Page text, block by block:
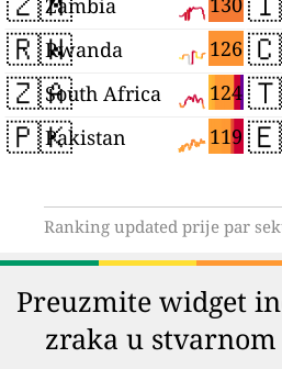
🇷🇼 126
Rwanda
🇿🇦 124
South Africa
🇵🇰 119
Pakistan
Ranking updated prije par
Preuzmite widget
zraka u